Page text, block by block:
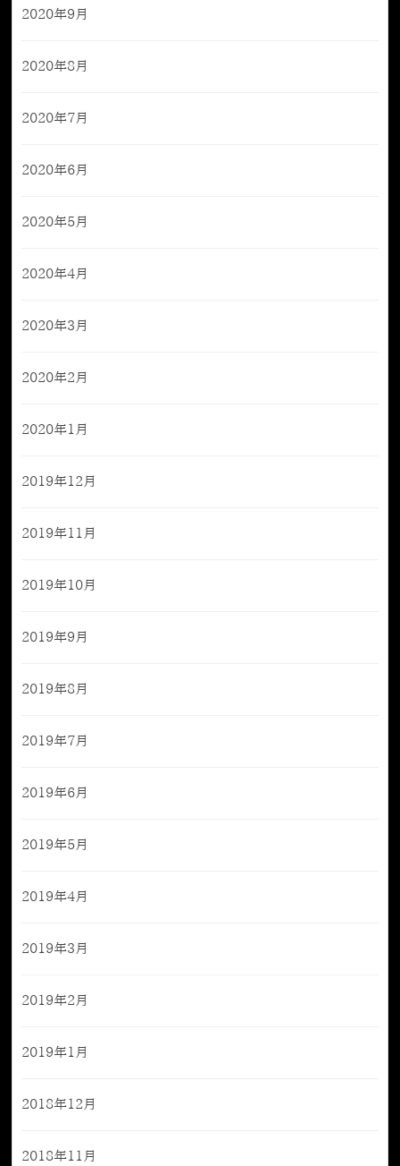
2020年9月
2020年8月
2020年7月
2020年6月
2020年5月
2020年4月
2020年3月
2020年2月
2020年1月
2019年12月
2019年11月
2019年10月
2019年9月
2019年8月
2019年7月
2019年6月
2019年5月
2019年4月
2019年3月
2019年2月
2019年1月
2018年12月
2018年11月